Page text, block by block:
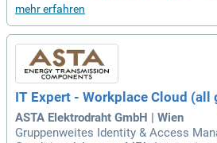
mehr erfahren
IT Expert - Workplace Cloud (all
ASTA Elektrodraht GmbH | Wien
Gruppenweites Identity & Access